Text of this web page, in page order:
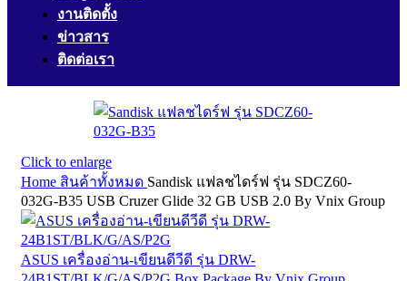
งานติดตั้ง
ข่าวสาร
ติดต่อเรา
Click to enlarge
Home สินค้าทั้งหมด Sandisk แฟลชไดร์ฟ รุ่น SDCZ60-
032G-B35 USB Cruzer Glide 32 GB USB 2.0 By Vnix Group
ASUS เครื่องอ่าน-เขียนดีวีดี รุ่น DRW-